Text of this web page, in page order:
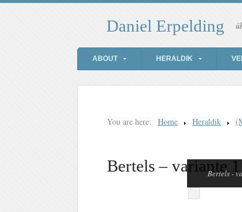
Daniel Erpelding
ABOUT HERALDIK
You are here: Home Heraldik
Bertels – variante 1
Bertels -